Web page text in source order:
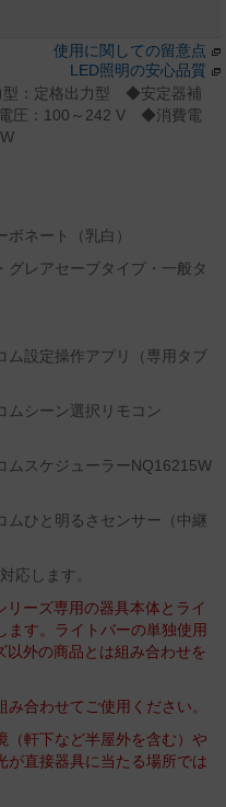
使用に関しての留意点
LED照明の安心品質
：定格出力型 ◆安定器補
圧：100～242 V ◆消費電
ネート（乳白）
レアセーブタイプ・一般タ
ム設定操作アプリ（専用タブ
ムシーン選択リモコン
ムスケジューラーNQ16215W
ムひと明るさセンサー（中継
応します。
ーズ専用の器具本体とライ
ます。ライトバーの単独使用
外の商品とは組み合わせを
合わせてご使用ください。
軒下など半屋外を含む）や
が直接器具に当たる場所では